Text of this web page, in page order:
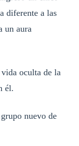
diferente a las
un aura
oculta de la
él.
nuevo de